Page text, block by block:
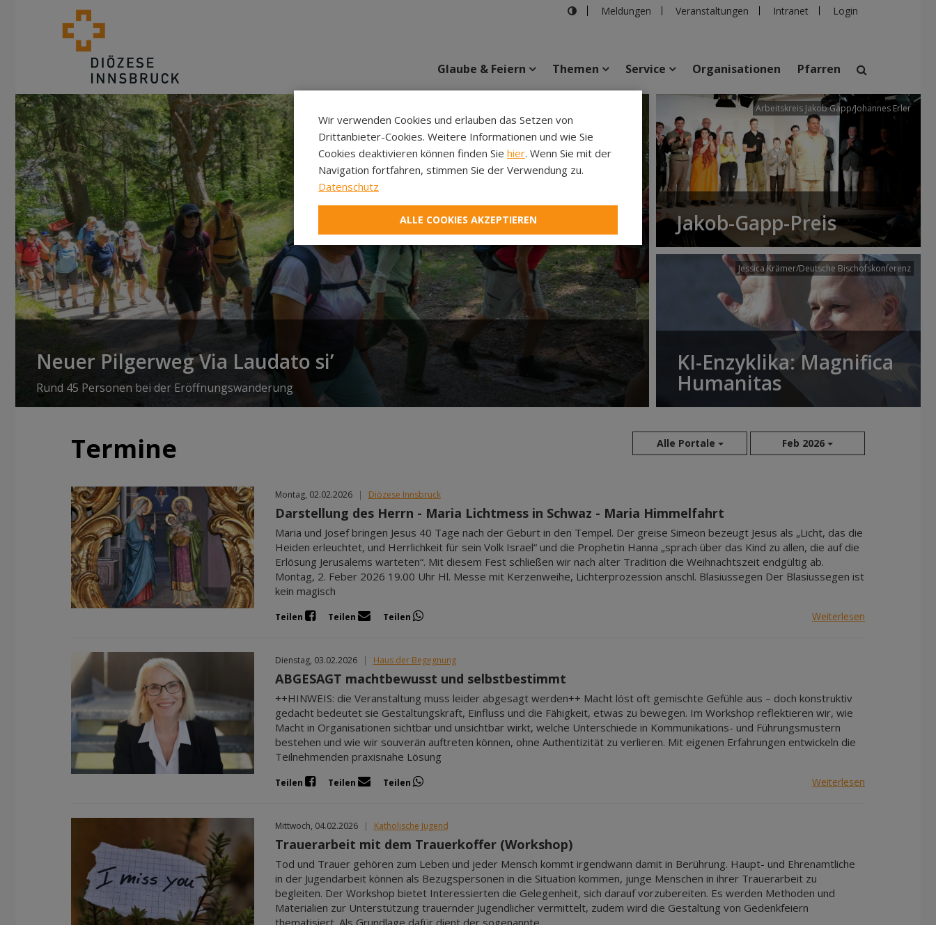
Meldungen Veranstaltungen Intranet Login
suchen
Veranstaltungen Personen Pfarren Einrichtungen
Glaube & Feiern Themen Service Organisationen Pfarren
Neuer Pilgerweg Via Laudato si’
Rund 45 Personen bei der Eröffnungswanderung
Arbeitskreis Jakob Gapp/Johannes Erler
Jakob-Gapp-Preis
Jessica Krämer/Deutsche Bischofskonferenz
KI-Enzyklika: Magnifica
Humanitas
Termine Alle Portale Feb 2026
Okt 2026
Nov 2026
Dez 2026
Jan 2027
Montag, 02.02.2026 | Diözese Innsbruck
Darstellung des Herrn - Maria Lichtmess in Schwaz - Maria Himmelfahrt
Maria und Josef bringen Jesus 40 Tage nach der Geburt in den Tempel. Der greise Simeon bezeugt Jesus als „Licht, das die
Heiden erleuchtet, und Herrlichkeit für sein Volk Israel“ und die Prophetin Hanna „sprach über das Kind zu allen, die auf die
Erlösung Jerusalems warteten“. Mit diesem Fest schließen wir nach alter Tradition die Weihnachtszeit endgültig ab.
Montag, 2. Feber 2026 19.00 Uhr Hl. Messe mit Kerzenweihe, Lichterprozession anschl. Blasiussegen Der Blasiussegen ist
kein magisch
Teilen Teilen Teilen Weiterlesen
Dienstag, 03.02.2026 | Haus der Begegnung
ABGESAGT machtbewusst und selbstbestimmt
++HINWEIS: die Veranstaltung muss leider abgesagt werden++ Macht löst oft gemischte Gefühle aus – doch konstruktiv
gedacht bedeutet sie Gestaltungskraft, Einfluss und die Fähigkeit, etwas zu bewegen. Im Workshop reflektieren wir, wie
Macht in Organisationen sichtbar und unsichtbar wirkt, welche Unterschiede in Kommunikations- und Führungsmustern
bestehen und wie wir souverän auftreten können, ohne Authentizität zu verlieren. Mit eigenen Erfahrungen entwickeln die
Teilnehmenden praxisnahe Lösung
Teilen Teilen Teilen Weiterlesen
Mittwoch, 04.02.2026 | Katholische Jugend
Trauerarbeit mit dem Trauerkoffer (Workshop)
Tod und Trauer gehören zum Leben und jeder Mensch kommt irgendwann damit in Berührung. Haupt- und Ehrenamtliche
in der Jugendarbeit können als Bezugspersonen in die Situation kommen, junge Menschen in ihrer Trauerarbeit zu
begleiten. Der Workshop bietet Interessierten die Gelegenheit, sich darauf vorzubereiten. Es werden Methoden und
Materialien zur Unterstützung trauernder Jugendlicher vermittelt, zudem wird die Gestaltung von Gedenkfeiern
thematisiert. Als Grundlage dafür dient der sogenannte
Wir verwenden Cookies und erlauben das Setzen von
Drittanbieter-Cookies. Weitere Informationen und wie Sie
Cookies deaktivieren können finden Sie hier. Wenn Sie mit der
Navigation fortfahren, stimmen Sie der Verwendung zu.
Datenschutz
ALLE COOKIES AKZEPTIEREN